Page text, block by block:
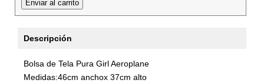
Descripción
Bolsa de Tela Pura Girl Aeroplane
Medidas:46cm anchox 37cm alto